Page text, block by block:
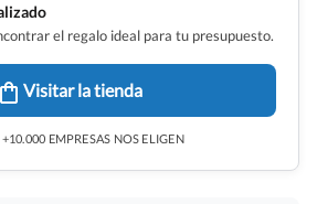
el regalo ideal para tu presupuesto.
Visitar la tienda
EMPRESAS NOS ELIGEN